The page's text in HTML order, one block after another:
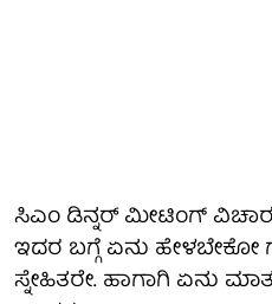
ಸಿಎಂ ಡಿನ್ನರ್‌ ಮೀಟಿಂಗ್‌ ವಿಚಾರ
ಇದರ ಬಗ್ಗೆ ಏನು ಹೇಳಬೇಕೋ
ಸ್ನೇಹಿತರೇ. ಹಾಗಾಗಿ ಏನು